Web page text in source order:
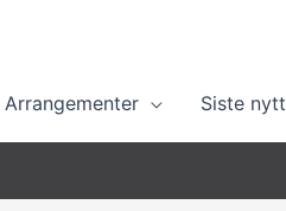
Arrangementer Siste nytt